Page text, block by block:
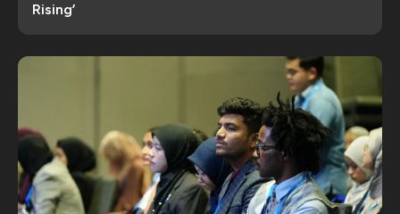
Rising’